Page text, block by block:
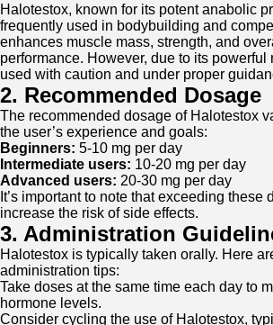
Halotestox, known for its potent anabolic
frequently used in bodybuilding and
enhances muscle mass, strength, and
performance. However, due to its powerful
used with caution and under proper
2. Recommended Dosage
The recommended dosage of Halotestox
the user’s experience and goals:
Beginners: 5-10 mg per day
Intermediate users: 10-20 mg per day
Advanced users: 20-30 mg per day
It’s important to note that exceeding these
increase the risk of side effects.
3. Administration
Halotestox is typically taken orally. Here
administration tips:
Take doses at the same time each day to
hormone levels.
Consider cycling the use of Halotestox,